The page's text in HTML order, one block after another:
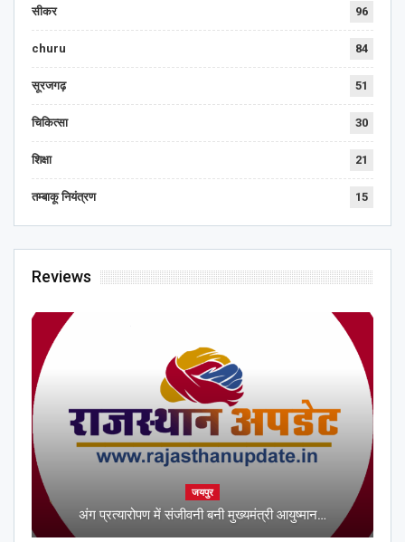
सीकर 96
churu 84
सूरजगढ़ 51
चिकित्सा 30
शिक्षा 21
तम्बाकू नियंत्रण 15
Reviews
जयपुर
अंग प्रत्यारोपण में संजीवनी बनी मुख्यमंत्री आयुष्मान…